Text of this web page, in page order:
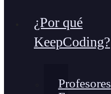
¿Por qué
KeepCoding?
Profesores